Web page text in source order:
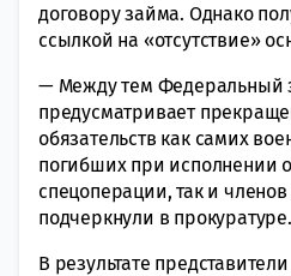
договору займа. Однако
ссылкой на «отсутствие»
— Между тем Федеральный
предусматривает
обязательств как самих
погибших при исполнении
спецоперации, так и
подчеркнули в прокуратуре.
В результате